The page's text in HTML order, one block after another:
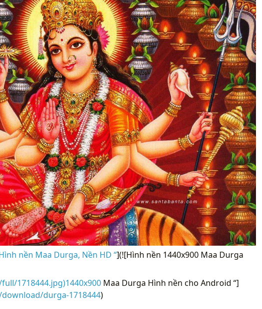
nền Maa Durga, Nền HD “](![Hình nền 1440x900 Maa Durga
1718444.jpg)1440x900Maa Durga Hình nền cho Android “]
durga-1718444)